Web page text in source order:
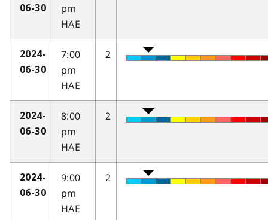
06-30
pm
HAE
2024-
06-30
7:00
pm
HAE
2
2024-
06-30
8:00
pm
HAE
2
2024-
06-30
9:00
pm
HAE
2